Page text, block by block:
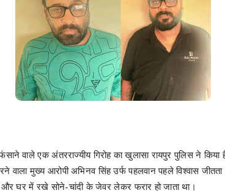
वाले एक अंतरराज्यीय गिरोह का खुलासा रायपुर पुलिस ने किया
वाला मुख्य आरोपी अभिनव सिंह उर्फ पहलवान पहले विश्वास
और घर में रखे सोने-चांदी के जेवर लेकर फरार हो जाता था।